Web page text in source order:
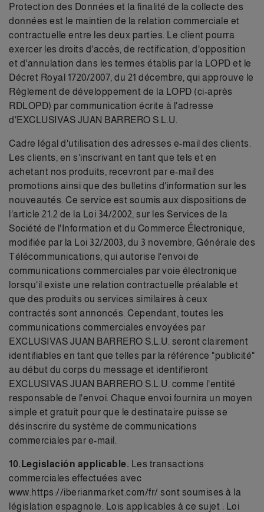
Protection des Données et la finalité de la collecte des
données est le maintien de la relation commerciale et
contractuelle entre les deux parties. Le client pourra
exercer les droits d'accès, de rectification, d'opposition
et d'annulation dans les termes établis par la LOPD et le
Décret Royal 1720/2007, du 21 décembre, qui approuve le
Règlement de développement de la LOPD (ci-après
RDLOPD) par communication écrite à l'adresse
d'EXCLUSIVAS JUAN BARRERO S.L.U.
Cadre légal d'utilisation des adresses e-mail des clients.
Les clients, en s'inscrivant en tant que tels et en
achetant nos produits, recevront par e-mail des
promotions ainsi que des bulletins d'information sur les
nouveautés. Ce service est soumis aux dispositions de
l'article 21.2 de la Loi 34/2002, sur les Services de la
Société de l'Information et du Commerce Électronique,
modifiée par la Loi 32/2003, du 3 novembre, Générale des
Télécommunications, qui autorise l'envoi de
communications commerciales par voie électronique
lorsqu'il existe une relation contractuelle préalable et
que des produits ou services similaires à ceux
contractés sont annoncés. Cependant, toutes les
communications commerciales envoyées par
EXCLUSIVAS JUAN BARRERO S.L.U. seront clairement
identifiables en tant que telles par la référence "publicité"
au début du corps du message et identifieront
EXCLUSIVAS JUAN BARRERO S.L.U. comme l'entité
responsable de l'envoi. Chaque envoi fournira un moyen
simple et gratuit pour que le destinataire puisse se
désinscrire du système de communications
commerciales par e-mail.
10.Legislación applicable. Les transactions
commerciales effectuées avec
www.https://iberianmarket.com/fr/ sont soumises à la
législation espagnole. Lois applicables à ce sujet : Loi